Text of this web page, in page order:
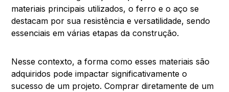
materiais principais utilizados, o ferro e o aço se
destacam por sua resistência e versatilidade, sendo
essenciais em várias etapas da construção.
Nesse contexto, a forma como esses materiais são
adquiridos pode impactar significativamente o
sucesso de um projeto. Comprar diretamente de um